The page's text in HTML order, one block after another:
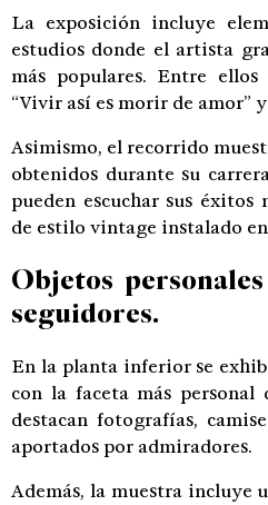
La exposición incluye
estudios donde el artista
más populares. Entre
“Vivir así es morir de amor”
Asimismo, el recorrido
obtenidos durante su
pueden escuchar sus
de estilo vintage instalado en
Objetos
seguidores.
En la planta inferior se
con la faceta más
destacan fotografías,
aportados por admiradores.
Además, la muestra incluye